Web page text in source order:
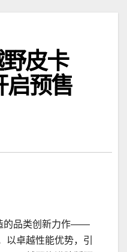
皮卡
预售
的品类创新力作——
以卓越性能优势，引